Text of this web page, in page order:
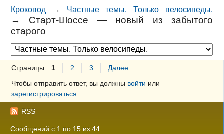
Архив
ГАЛЕРЕЯ
Правила
Поиск
Регистрация
Вход
Кроковод → Частные темы. Только велосипеды.
→ Старт-Шоссе — новый из забытого
старого
Страницы 1 2 3
Далее
Чтобы отправить ответ, вы должны войти или
зарегистрироваться
RSS
Сообщений с 1 по 15 из 44